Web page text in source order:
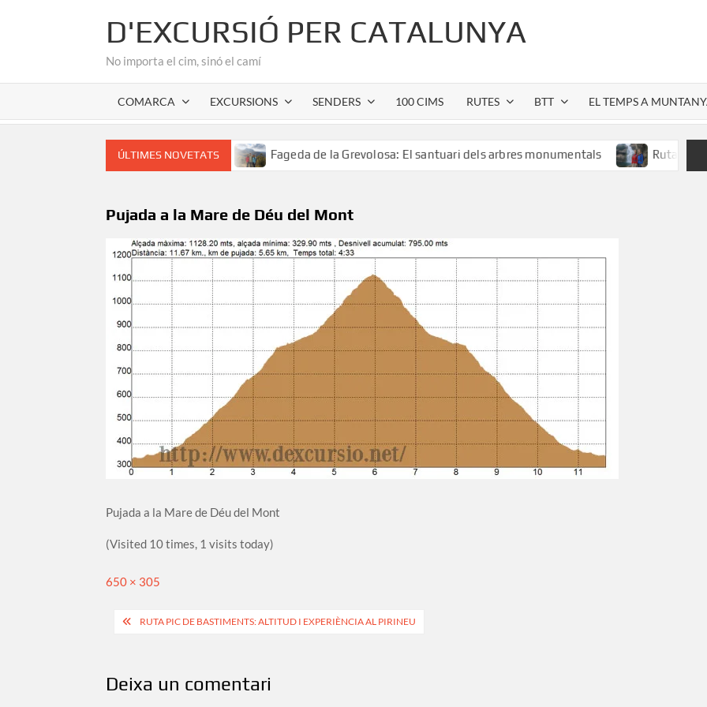
D'EXCURSIÓ PER CATALUNYA
No importa el cim, sinó el camí
COMARCA EXCURSIONS SENDERS 100 CIMS RUTES BTT EL TEMPS A
ÚLTIMES NOVETATS
romànic de l’Alta Garrotxa Fageda de la Grevolosa: El santuari dels arbres monumentals Ruta al Salt de
Pujada a la Mare de Déu del Mont
Pujada a la Mare de Déu del Mont
(Visited 10 times, 1 visits today)
Full
650 × 305
Navegació
RUTA PIC DE BASTIMENTS: ALTITUD I EXPERIÈNCIA AL PIRINEU
Deixa un comentari